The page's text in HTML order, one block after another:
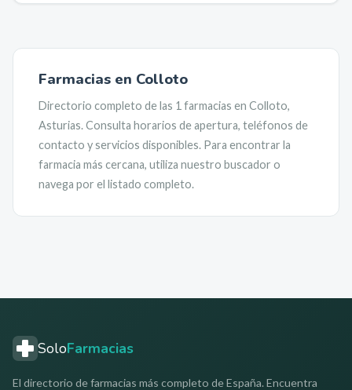
Farmacias en Colloto
Directorio completo de las 1 farmacias en Colloto,
Asturias. Consulta horarios de apertura, teléfonos de
contacto y servicios disponibles. Para encontrar la
farmacia más cercana, utiliza nuestro buscador o
navega por el listado completo.
SoloFarmacias
El directorio de farmacias más completo de España. Encuentra